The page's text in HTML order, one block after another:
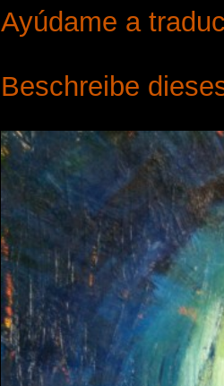
Ayúdame a
Beschreibe